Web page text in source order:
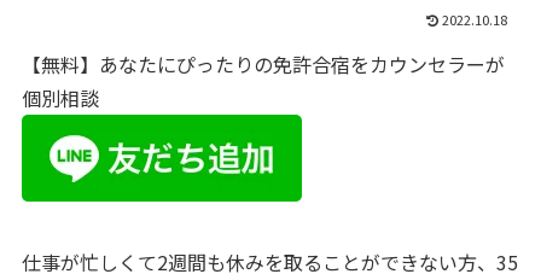
2022.10.18
【無料】あなたにぴったりの免許合宿をカウンセラーが
個別相談
仕事が忙しくて2週間も休みを取ることができない方、35